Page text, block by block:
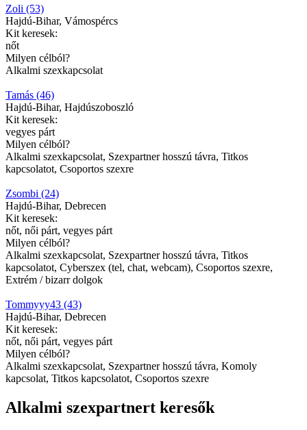
Zoli (53)
Hajdú-Bihar, Vámospércs
Kit keresek:
nőt
Milyen célból?
Alkalmi szexkapcsolat
Tamás (46)
Hajdú-Bihar, Hajdúszoboszló
Kit keresek:
vegyes párt
Milyen célból?
Alkalmi szexkapcsolat, Szexpartner hosszú távra, Titkos
kapcsolatot, Csoportos szexre
Zsombi (24)
Hajdú-Bihar, Debrecen
Kit keresek:
nőt, női párt, vegyes párt
Milyen célból?
Alkalmi szexkapcsolat, Szexpartner hosszú távra, Titkos
kapcsolatot, Cyberszex (tel, chat, webcam), Csoportos szexre,
Extrém / bizarr dolgok
Tommyyy43 (43)
Hajdú-Bihar, Debrecen
Kit keresek:
nőt, női párt, vegyes párt
Milyen célból?
Alkalmi szexkapcsolat, Szexpartner hosszú távra, Komoly
kapcsolat, Titkos kapcsolatot, Csoportos szexre
Alkalmi szexpartnert keresők